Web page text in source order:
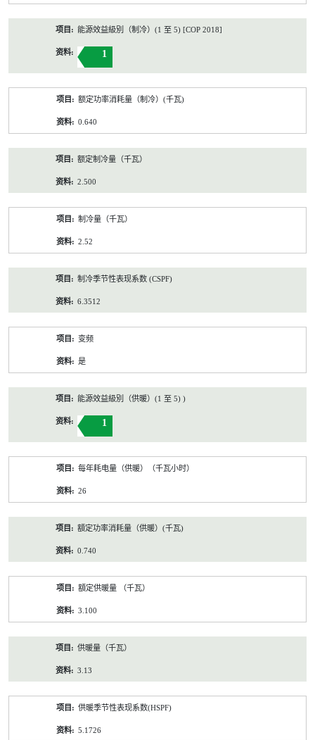
能源效益級別（制冷）(1 至 5) [COP 2018]
1
额定功率消耗量（制冷）(千瓦)
0.640
额定制冷量（千瓦）
2.500
制冷量（千瓦）
2.52
制冷季节性表现系数 (CSPF)
6.3512
变频
是
能源效益級別（供暖）(1 至 5) )
1
每年耗电量（供暖）（千瓦小时）
26
額定功率消耗量（供暖）(千瓦)
0.740
額定供暖量 （千瓦）
3.100
供暖量（千瓦）
3.13
供暖季节性表现系数(HSPF)
5.1726